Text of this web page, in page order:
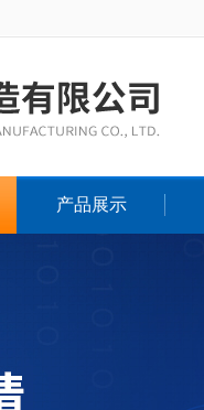
产品展示